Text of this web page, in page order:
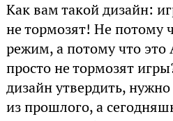
Как вам такой дизайн:
не тормозят! Не потому
режим, а потому что
просто не тормозят
дизайн утвердить,
из прошлого, а